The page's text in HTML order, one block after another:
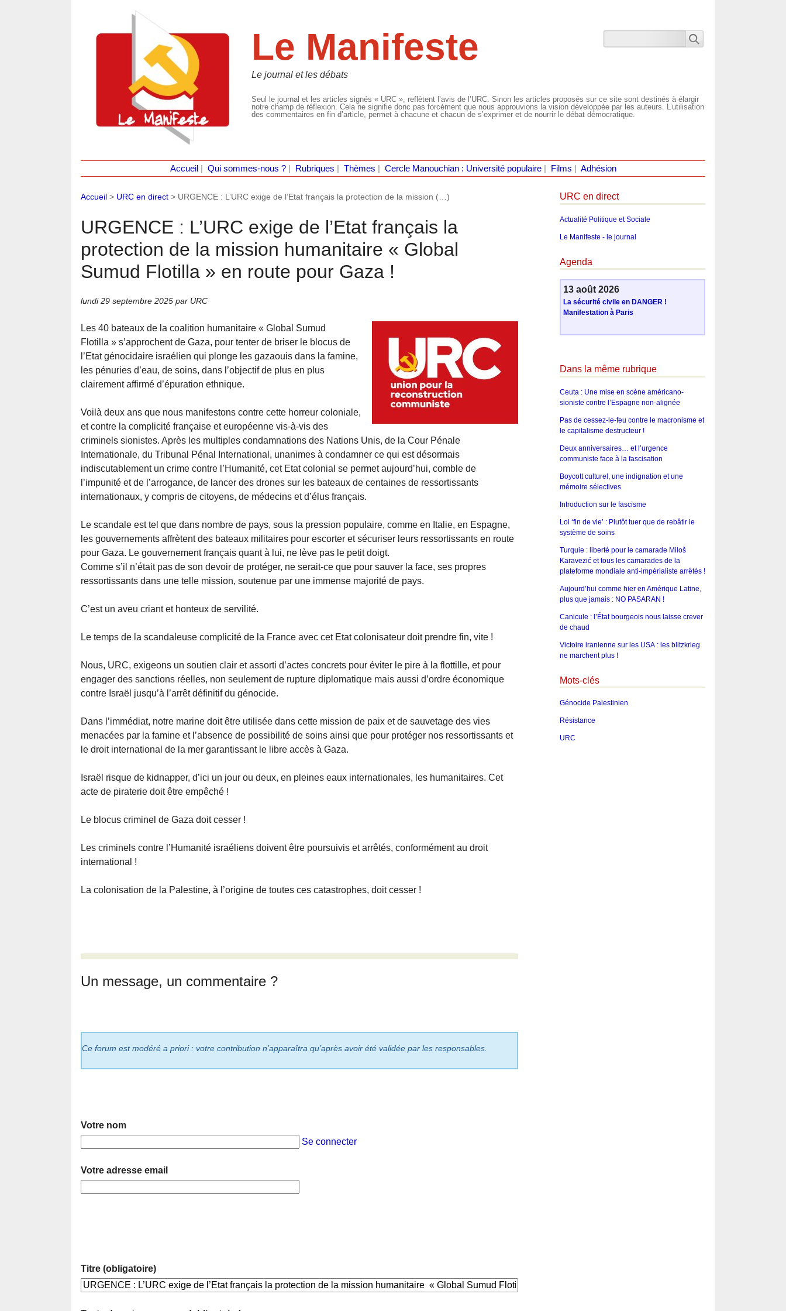
Le Manifeste
Le journal et les débats
Seul le journal et les articles signés « URC », reflètent l’avis de l’URC. Sinon les articles proposés sur ce site sont destinés à élargir
notre champ de réflexion. Cela ne signifie donc pas forcément que nous approuvions la vision développée par les auteurs. L’utilisation
des commentaires en fin d’article, permet à chacune et chacun de s’exprimer et de nourrir le débat démocratique.
Accueil Qui sommes-nous ?| Rubriques Thèmes Cercle Manouchian : Université populaire| Films Adhésion
Accueil > URC en direct > URGENCE : L’URC exige de l’Etat français la protection de la mission (…)
URGENCE : L’URC exige de l’Etat français la
protection de la mission humanitaire « Global
Sumud Flotilla » en route pour Gaza !
lundi 29 septembre 2025 par URC
Les 40 bateaux de la coalition humanitaire « Global Sumud
Flotilla » s’approchent de Gaza, pour tenter de briser le blocus de
l’Etat génocidaire israélien qui plonge les gazaouis dans la famine,
les pénuries d’eau, de soins, dans l’objectif de plus en plus
clairement affirmé d’épuration ethnique.
Voilà deux ans que nous manifestons contre cette horreur coloniale,
et contre la complicité française et européenne vis-à-vis des
criminels sionistes. Après les multiples condamnations des Nations Unis, de la Cour Pénale
Internationale, du Tribunal Pénal International, unanimes à condamner ce qui est désormais
indiscutablement un crime contre l’Humanité, cet Etat colonial se permet aujourd’hui, comble de
l’impunité et de l’arrogance, de lancer des drones sur les bateaux de centaines de ressortissants
internationaux, y compris de citoyens, de médecins et d’élus français.
Le scandale est tel que dans nombre de pays, sous la pression populaire, comme en Italie, en Espagne,
les gouvernements affrètent des bateaux militaires pour escorter et sécuriser leurs ressortissants en route
pour Gaza. Le gouvernement français quant à lui, ne lève pas le petit doigt.
Comme s’il n’était pas de son devoir de protéger, ne serait-ce que pour sauver la face, ses propres
ressortissants dans une telle mission, soutenue par une immense majorité de pays.
C’est un aveu criant et honteux de servilité.
Le temps de la scandaleuse complicité de la France avec cet Etat colonisateur doit prendre fin, vite !
Nous, URC, exigeons un soutien clair et assorti d’actes concrets pour éviter le pire à la flottille, et pour
engager des sanctions réelles, non seulement de rupture diplomatique mais aussi d’ordre économique
contre Israël jusqu’à l’arrêt définitif du génocide.
Dans l’immédiat, notre marine doit être utilisée dans cette mission de paix et de sauvetage des vies
menacées par la famine et l’absence de possibilité de soins ainsi que pour protéger nos ressortissants et
le droit international de la mer garantissant le libre accès à Gaza.
Israël risque de kidnapper, d’ici un jour ou deux, en pleines eaux internationales, les humanitaires. Cet
acte de piraterie doit être empêché !
Le blocus criminel de Gaza doit cesser !
Les criminels contre l’Humanité israéliens doivent être poursuivis et arrêtés, conformément au droit
international !
La colonisation de la Palestine, à l’origine de toutes ces catastrophes, doit cesser !
Un message, un commentaire ?
Ce forum est modéré a priori : votre contribution n’apparaîtra qu’après avoir été validée par les responsables.
Votre nom
Se connecter
Votre adresse email
Titre (obligatoire)
URC en direct
Actualité Politique et Sociale
Le Manifeste - le journal
Agenda
13 août 2026
La sécurité civile en DANGER !
Manifestation à Paris
Dans la même rubrique
Ceuta : Une mise en scène américano-
sioniste contre l’Espagne non-alignée
Pas de cessez-le-feu contre le macronisme et
le capitalisme destructeur !
Deux anniversaires… et l’urgence
communiste face à la fascisation
Boycott culturel, une indignation et une
mémoire sélectives
Introduction sur le fascisme
Loi ‘fin de vie’ : Plutôt tuer que de rebâtir le
système de soins
Turquie : liberté pour le camarade Miloš
Karavezić et tous les camarades de la
plateforme mondiale anti-impérialiste arrêtés !
Aujourd’hui comme hier en Amérique Latine,
plus que jamais : NO PASARAN !
Canicule : l’État bourgeois nous laisse crever
de chaud
Victoire iranienne sur les USA : les blitzkrieg
ne marchent plus !
Mots-clés
Génocide Palestinien
Résistance
URC